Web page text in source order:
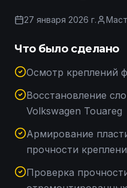
27 января 2026 г.
Что было сделано
Осмотр креплений
Восстановление
Volkswagen Touareg
Армирование
прочности
Проверка